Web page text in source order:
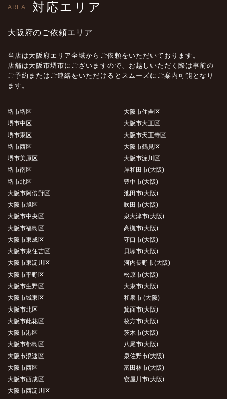
AREA 対応エリア
大阪府のご依頼エリア
当店は大阪府エリア全域からご依頼をいただいております。
店舗は大阪市堺市にございますので、お越しいただく際は事前の
ご予約またはご連絡をいただけるとスムーズにご案内可能となり
ます。
堺市堺区
堺市中区
堺市東区
堺市西区
堺市美原区
堺市南区
堺市北区
大阪市阿倍野区
大阪市旭区
大阪市中央区
大阪市福島区
大阪市東成区
大阪市東住吉区
大阪市東淀川区
大阪市平野区
大阪市生野区
大阪市城東区
大阪市北区
大阪市此花区
大阪市港区
大阪市都島区
大阪市浪速区
大阪市西区
大阪市西成区
大阪市西淀川区
大阪市住吉区
大阪市大正区
大阪市天王寺区
大阪市鶴見区
大阪市淀川区
岸和田市(大阪)
豊中市(大阪)
池田市(大阪)
吹田市(大阪)
泉大津市(大阪)
高槻市(大阪)
守口市(大阪)
貝塚市(大阪)
河内長野市(大阪)
松原市(大阪)
大東市(大阪)
和泉市 (大阪)
箕面市(大阪)
枚方市(大阪)
茨木市(大阪)
八尾市(大阪)
泉佐野市(大阪)
富田林市(大阪)
寝屋川市(大阪)